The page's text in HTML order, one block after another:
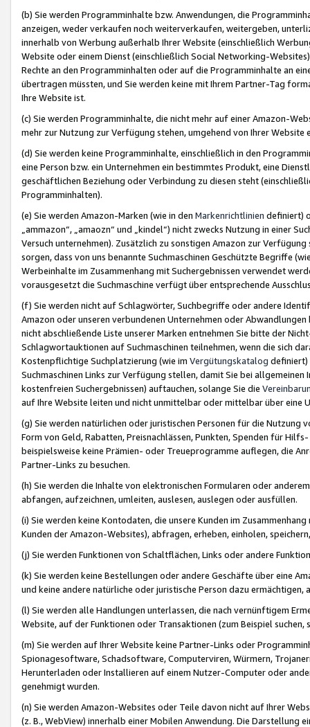
(b) Sie werden Programminhalte bzw. Anwendungen, die
anzeigen, weder verkaufen noch weiterverkaufen, weitergeben,
innerhalb von Werbung außerhalb Ihrer Website (einschließlich
Website oder einem Dienst (einschließlich Social Networking-
Rechte an den Programminhalten oder auf die Programminhalte an
übertragen müssten, und Sie werden keine mit Ihrem Partner-Tag
Ihre Website ist.
(c) Sie werden Programminhalte, die nicht mehr auf einer Amazon-
mehr zur Nutzung zur Verfügung stehen, umgehend von Ihrer
(d) Sie werden keine Programminhalte, einschließlich in den
eine Person bzw. ein Unternehmen ein bestimmtes Produkt, eine
geschäftlichen Beziehung oder Verbindung zu diesen steht
Programminhalten).
(e) Sie werden Amazon-Marken (wie in den Markenrichtlinien definiert)
„ammazon“, „amaozn“ und „kindel“) nicht zwecks Nutzung in einer
Versuch unternehmen). Zusätzlich zu sonstigen Amazon zur
sorgen, dass von uns benannte Suchmaschinen Geschützte Begriffe
Werbeinhalte im Zusammenhang mit Suchergebnissen verwendet
vorausgesetzt die Suchmaschine verfügt über entsprechende
(f) Sie werden nicht auf Schlagwörter, Suchbegriffe oder andere
Amazon oder unseren verbundenen Unternehmen oder
nicht abschließende Liste unserer Marken entnehmen Sie bitte der
Schlagwortauktionen auf Suchmaschinen teilnehmen, wenn die sich
Kostenpflichtige Suchplatzierung (wie im Vergütungskatalog definiert)
Suchmaschinen Links zur Verfügung stellen, damit Sie bei
kostenfreien Suchergebnissen) auftauchen, solange Sie die
auf Ihre Website leiten und nicht unmittelbar oder mittelbar über eine
(g) Sie werden natürlichen oder juristischen Personen für die Nutzung
Form von Geld, Rabatten, Preisnachlässen, Punkten, Spenden für
beispielsweise keine Prämien- oder Treueprogramme auflegen, die
Partner-Links zu besuchen.
(h) Sie werden die Inhalte von elektronischen Formularen oder
abfangen, aufzeichnen, umleiten, auslesen, auslegen oder ausfüllen.
(i) Sie werden keine Kontodaten, die unsere Kunden im
Kunden der Amazon-Websites), abfragen, erheben, einholen,
(j) Sie werden Funktionen von Schaltflächen, Links oder andere
(k) Sie werden keine Bestellungen oder andere Geschäfte über eine
und keine andere natürliche oder juristische Person dazu
(l) Sie werden alle Handlungen unterlassen, die nach vernünftigem
Website, auf der Funktionen oder Transaktionen (zum Beispiel
(m) Sie werden auf Ihrer Website keine Partner-Links oder
Spionagesoftware, Schadsoftware, Computerviren, Würmern,
Herunterladen oder Installieren auf einem Nutzer-Computer oder
genehmigt wurden.
(n) Sie werden Amazon-Websites oder Teile davon nicht auf Ihrer
(z. B., WebView) innerhalb einer Mobilen Anwendung. Die Darstellung